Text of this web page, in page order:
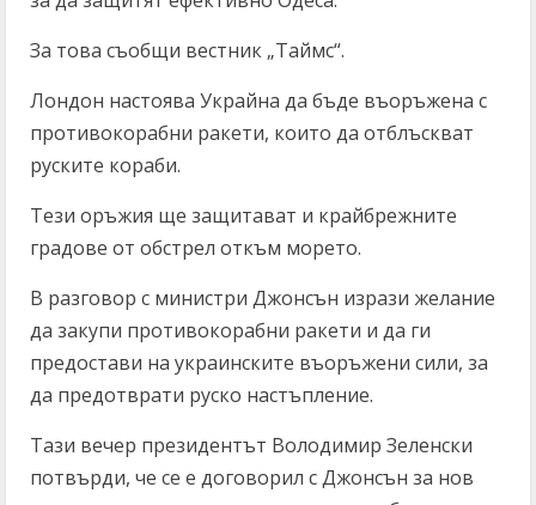
За това съобщи вестник „Таймс“.
Лондон настоява Украйна да бъде въоръжена с
противокорабни ракети, които да отблъскват
руските кораби.
Тези оръжия ще защитават и крайбрежните
градове от обстрел откъм морето.
В разговор с министри Джонсън изрази желание
да закупи противокорабни ракети и да ги
предостави на украинските въоръжени сили, за
да предотврати руско настъпление.
Тази вечер президентът Володимир Зеленски
потвърди, че се е договорил с Джонсън за нов